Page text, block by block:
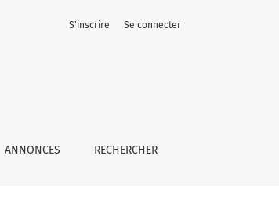
ANNONCES RECHERCHER
S'inscrire Se connecter